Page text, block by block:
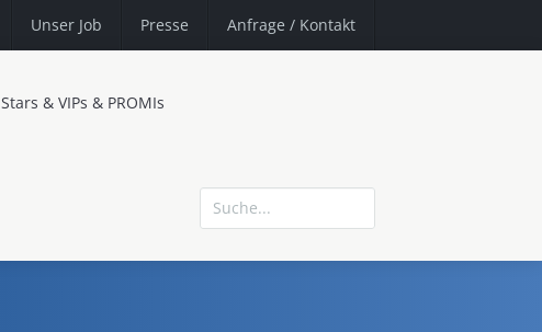
Unser Job Presse Anfrage / Kontakt
Stars & VIPs & PROMIs